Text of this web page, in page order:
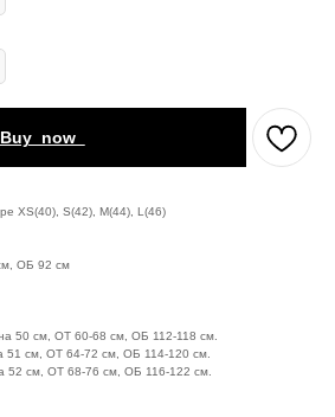
_Buy_now_
XS(40), S(42), M(44), L(46)
ОБ 92 см
50 см, ОТ 60-68 см, ОБ 112-118 см.
см, ОТ 64-72 см, ОБ 114-120 см.
52 см, ОТ 68-76 см, ОБ 116-122 см.